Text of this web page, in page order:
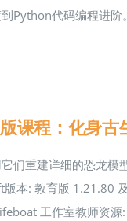
Python代码编程进
课程：化身
们重建详细的恐龙
本: 教育版 1.21.80
工作室教师资源: